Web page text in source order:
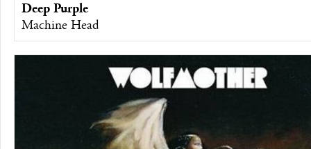
Deep Purple
Machine Head